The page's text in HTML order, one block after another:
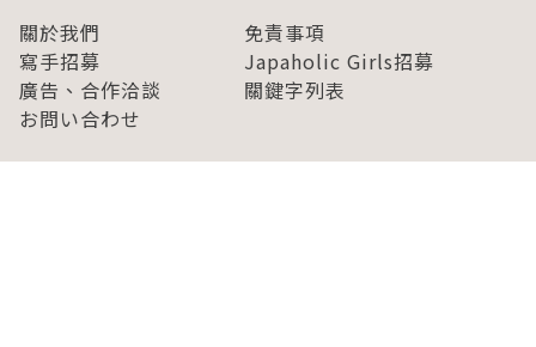
關於我們
免責事項
寫手招募
Japaholic Girls招募
廣告、合作洽談
關鍵字列表
お問い合わせ